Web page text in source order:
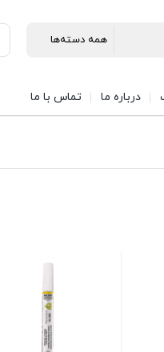
درباره ما تماس با ما